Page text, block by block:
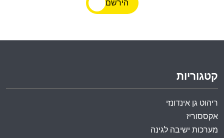
הירשם
קטגוריות
ריהוט גן אינדונזי
אקססוריז
מערכות ישיבה לגינה